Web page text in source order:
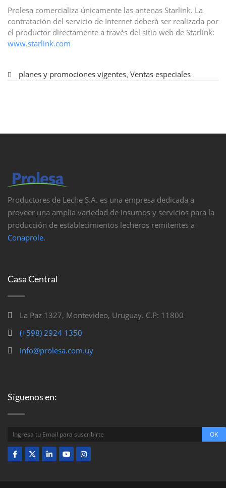
Prolesa comercializa únicamente las antenas Starlink. La
contratación del servicio de Internet deberá ser realizada por
el productor directamente a través del sitio web de Starlink:
www.starlink.com
planes y promociones vigentes, Ventas especiales
Productores de Leche S.A. es una empresa dedicada a
proveer una amplia variedad de insumos y servicios para la
producción de establecimientos lecheros remitentes a
Conaprole.
Casa Central
La Paz 1327, Montevideo, Uruguay. C.P: 11800
(+598) 2924 1350
info@prolesa.com.uy
Síguenos en: